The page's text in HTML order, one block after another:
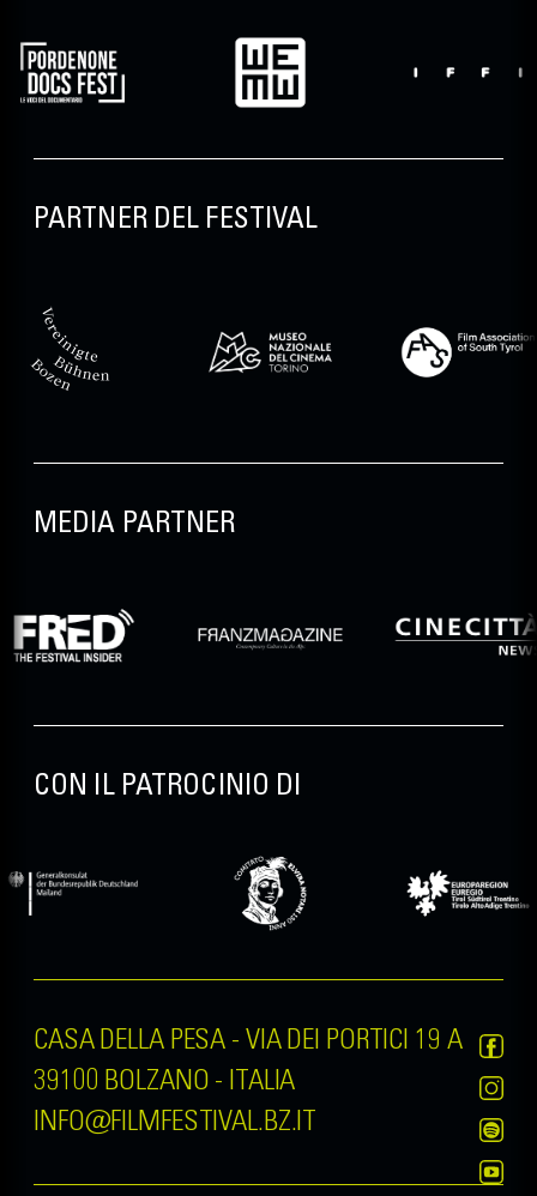
PARTNER DEL FESTIVAL
MEDIA PARTNER
CON IL PATROCINIO DI
CASA DELLA PESA - VIA DEI PORTICI 19 A
39100 BOLZANO - ITALIA
INFO@FILMFESTIVAL.BZ.IT